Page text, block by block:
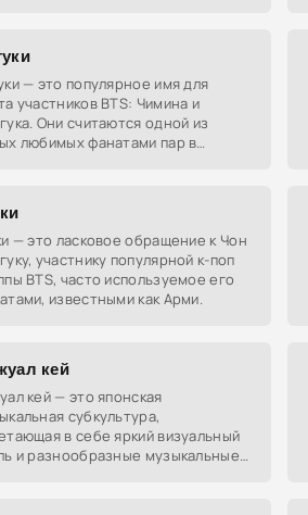
— это популярное имя для
участников BTS: Чимина и
Они считаются одной из
любимых фанатами пар в
— это ласковое обращение к Чон
участнику популярной к-поп
BTS, часто используемое его
известными как Арми.
кей
кей — это японская
субкультура,
в себе яркий визуальный
и разнообразные музыкальные